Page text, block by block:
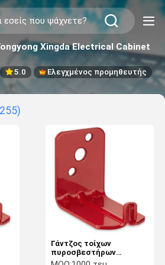
Xingda Electrical Cabinet
5.0 Ελεγχμένος προμηθευτής
Γάντζος τοίχων
πυροσβεστήρων
συνήθειας, κρεμάστρα